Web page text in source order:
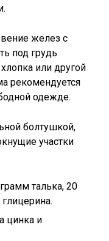
желез с
под грудь
или другой
рекомендуется
одежде.
болтушкой,
участки
талька, 20
цинка и